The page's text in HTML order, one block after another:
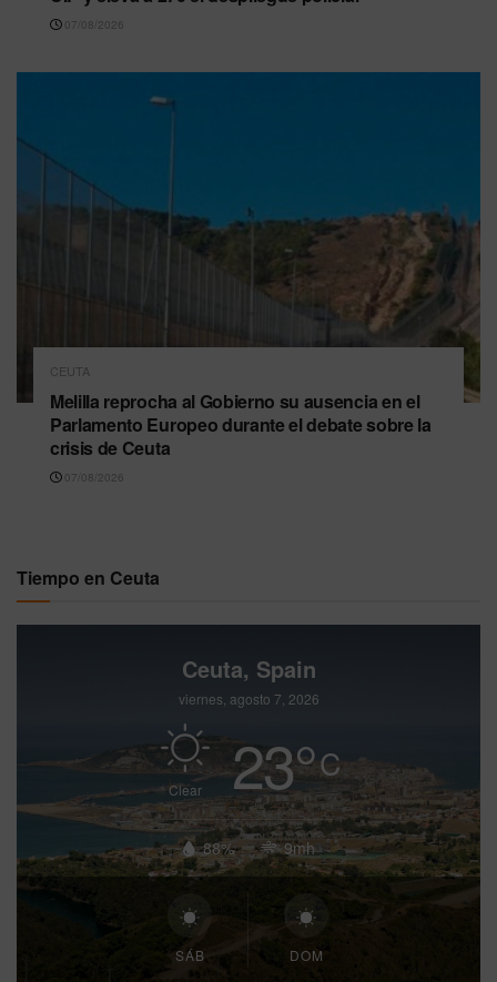
07/08/2026
CEUTA
Melilla reprocha al Gobierno su ausencia en el
Parlamento Europeo durante el debate sobre la
crisis de Ceuta
07/08/2026
Tiempo en Ceuta
Ceuta, Spain
viernes, agosto 7, 2026
Clear 23°C
88% 9mh
SÁB DOM